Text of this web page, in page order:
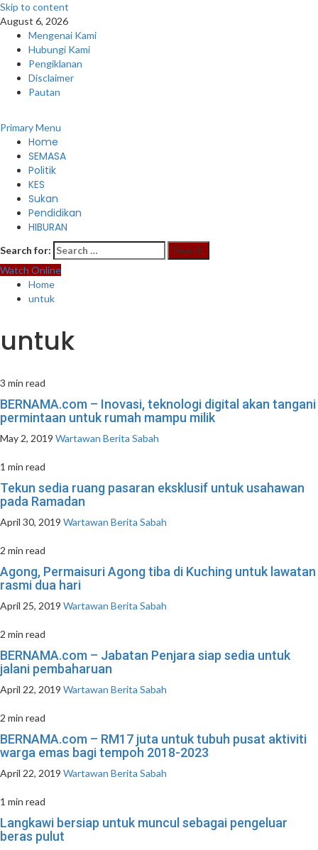
Skip to content
August 6, 2026
Mengenai Kami
Hubungi Kami
Pengiklanan
Disclaimer
Pautan
Primary Menu
Home
SEMASA
Politik
KES
Sukan
Pendidikan
HIBURAN
Search for:
Watch Online
Home
untuk
untuk
3 min read
BERNAMA.com – Inovasi, teknologi digital akan tangani
permintaan untuk rumah mampu milik
May 2, 2019 Wartawan Berita Sabah
1 min read
Tekun sedia ruang pasaran eksklusif untuk usahawan
pada Ramadan
April 30, 2019 Wartawan Berita Sabah
2 min read
Agong, Permaisuri Agong tiba di Kuching untuk lawatan
rasmi dua hari
April 25, 2019 Wartawan Berita Sabah
2 min read
BERNAMA.com – Jabatan Penjara siap sedia untuk
jalani pembaharuan
April 22, 2019 Wartawan Berita Sabah
2 min read
BERNAMA.com – RM17 juta untuk tubuh pusat aktiviti
warga emas bagi tempoh 2018-2023
April 22, 2019 Wartawan Berita Sabah
1 min read
Langkawi bersiap untuk muncul sebagai pengeluar
beras pulut